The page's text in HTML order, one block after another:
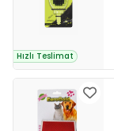
Hızlı Teslimat